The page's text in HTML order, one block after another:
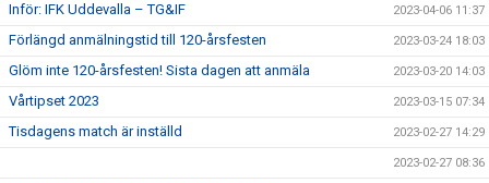
Inför: IFK Uddevalla – TG&IF 2023-04-06 11:37
Förlängd anmälningstid till 120-årsfesten 2023-03-24 18:03
Glöm inte 120-årsfesten! Sista dagen att anmäla 2023-03-20 14:03
Vårtipset 2023 2023-03-15 07:34
Tisdagens match är inställd 2023-02-27 14:29
2023-02-27 08:36